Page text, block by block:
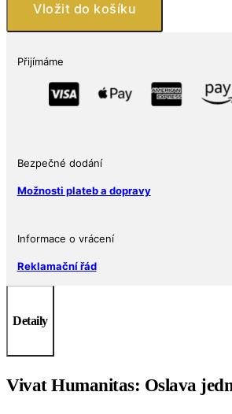
2021
HUMANITAS
oz
Ag
Pressburg
množství
Vložit do košíku
Přijímáme
Bezpečné dodání
Možnosti plateb a dopravy
Informace o vrácení
Reklamační řád
Detaily
Vivat Humanitas: Oslava